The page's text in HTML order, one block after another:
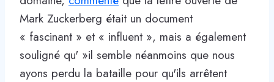
Mark Zuckerberg était un document
« fascinant » et « influent », mais a également
souligné qu' »il semble néanmoins que nous
ayons perdu la bataille pour qu'ils arrêtent